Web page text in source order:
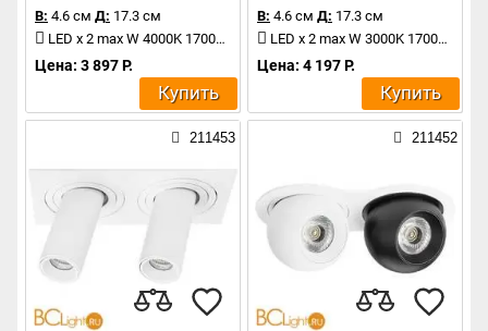
В: 4.6 см Д: 17.3 см
LED x 2 max W 4000K 1700Lm
Цена: 3 897 Р.
Купить
В: 4.6 см Д: 17.3 см
LED x 2 max W 3000K 1700Lm
Цена: 4 197 Р.
Купить
211453 211452